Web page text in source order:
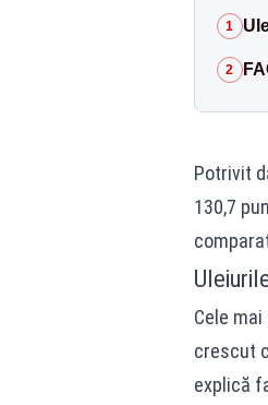
1
2
Potrivit
130,7
Cele
crescut
explică